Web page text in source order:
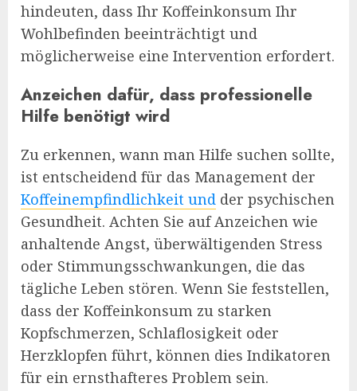
hindeuten, dass Ihr Koffeinkonsum Ihr
Wohlbefinden beeinträchtigt und
möglicherweise eine Intervention erfordert.
Anzeichen dafür, dass professionelle
Hilfe benötigt wird
Zu erkennen, wann man Hilfe suchen sollte,
ist entscheidend für das Management der
Koffeinempfindlichkeit und der psychischen
Gesundheit. Achten Sie auf Anzeichen wie
anhaltende Angst, überwältigenden Stress
oder Stimmungsschwankungen, die das
tägliche Leben stören. Wenn Sie feststellen,
dass der Koffeinkonsum zu starken
Kopfschmerzen, Schlaflosigkeit oder
Herzklopfen führt, können dies Indikatoren
für ein ernsthafteres Problem sein.